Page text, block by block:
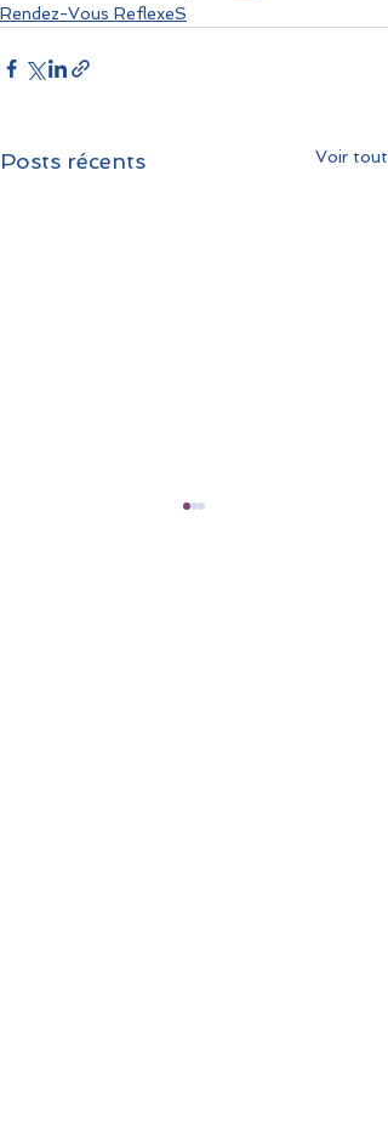
Rendez-Vous ReflexeS
Posts récents Voir tout